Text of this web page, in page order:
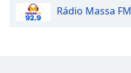
Rádio Massa FM